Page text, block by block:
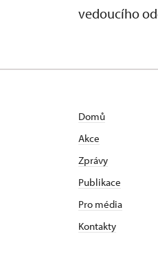
vedoucího
Domů
Akce
Zprávy
Publikace
Pro média
Kontakty